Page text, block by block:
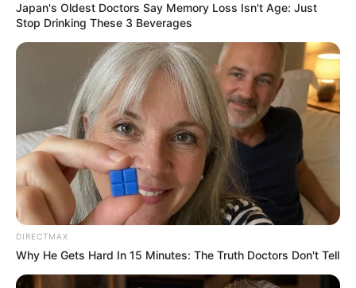
Japan's Greatest Doctors Say Memory Loss Isn't
Age: Just Stop Drinking These 3 Beverages
NEUROMIND PRO
Japan's Oldest Doctors Say Memory Loss Isn't Age: Just
Stop Drinking These 3 Beverages
DIRECTMAX
Why He Gets Hard In 15 Minutes: The Truth Doctors Don't Tell